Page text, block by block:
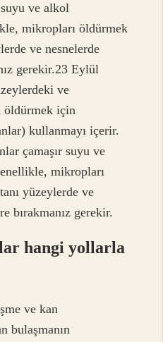
ve alkol
mikropları öldürmek
ve nesnelerde
gerekir.23 Eylül
ve
öldürmek için
kullanmayı içerir.
çamaşır suyu ve
mikropları
yüzeylerde ve
bırakmanız gerekir.
hangi yollarla
ve kan
bulaşmanın